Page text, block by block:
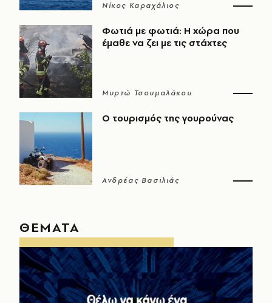
Νίκος Καραχάλιος
Φωτιά με φωτιά: Η χώρα που
έμαθε να ζει με τις στάχτες
Μυρτώ Τσουμαλάκου
Ο τουρισμός της γουρούνας
Ανδρέας Βασιλιάς
ΘΕΜΑΤΑ